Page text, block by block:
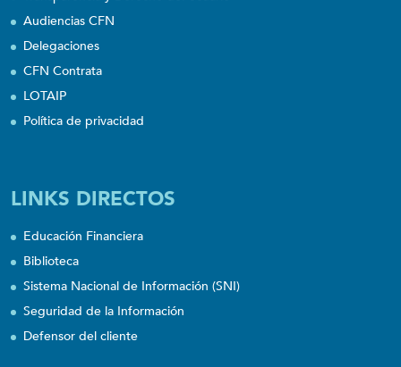
Audiencias CFN
Delegaciones
CFN Contrata
LOTAIP
Política de privacidad
LINKS DIRECTOS
Educación Financiera
Biblioteca
Sistema Nacional de Información (SNI)
Seguridad de la Información
Defensor del cliente